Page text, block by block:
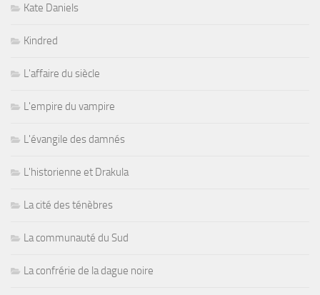
Kate Daniels
Kindred
L'affaire du siècle
L'empire du vampire
L'évangile des damnés
L'historienne et Drakula
La cité des ténèbres
La communauté du Sud
La confrérie de la dague noire